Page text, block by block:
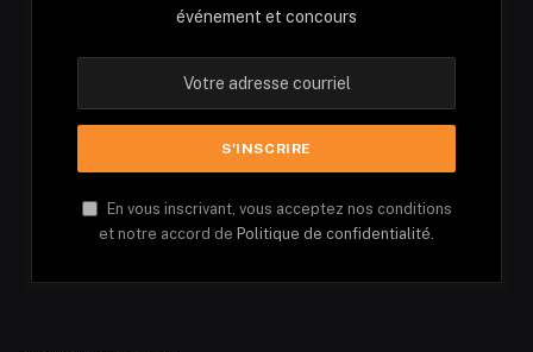
événement et concours
En vous inscrivant, vous acceptez nos conditions
et notre accord de Politique de confidentialité.